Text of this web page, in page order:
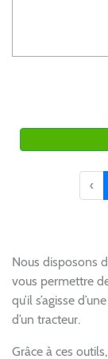
‹
Nous disposons
vous permettre
qu’il s’agisse
d’un tracteur.
Grâce à ces